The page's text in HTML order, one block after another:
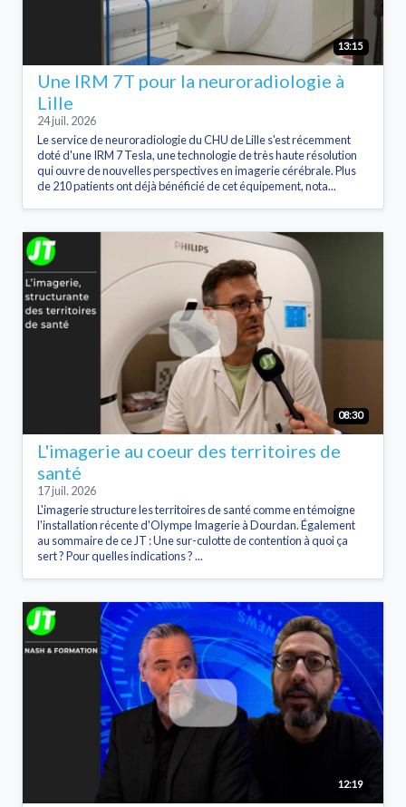
13:15
Une IRM 7T pour la neuroradiologie à
Lille
24 juil. 2026
Le service de neuroradiologie du CHU de Lille s'est récemment
doté d'une IRM 7 Tesla, une technologie de très haute résolution
qui ouvre de nouvelles perspectives en imagerie cérébrale. Plus
de 210 patients ont déjà bénéficié de cet équipement, nota...
08:30
L'imagerie au coeur des territoires de
santé
17 juil. 2026
L'imagerie structure les territoires de santé comme en témoigne
l'installation récente d'Olympe Imagerie à Dourdan. Également
au sommaire de ce JT : Une sur-culotte de contention à quoi ça
sert ? Pour quelles indications ? ...
12:19